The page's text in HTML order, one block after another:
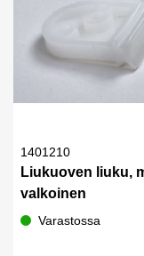
1401210
Liukuoven liuku,
valkoinen
Varastossa